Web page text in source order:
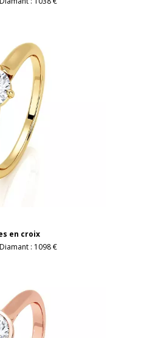
en croix
: 1098 €